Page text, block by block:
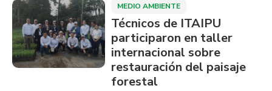
MEDIO AMBIENTE
Técnicos de ITAIPU
participaron en taller
internacional sobre
restauración del paisaje
forestal